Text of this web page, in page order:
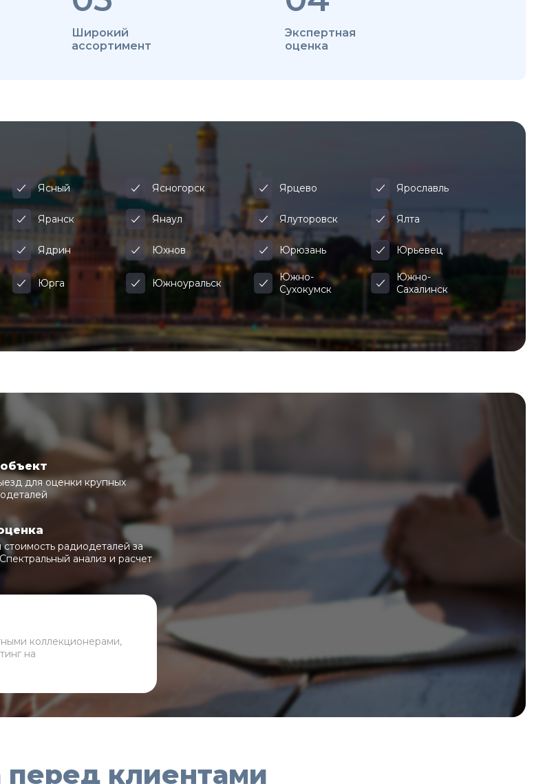
Широкий
ассортимент
Экспертная
оценка
Ясный Ясногорск Ярцево Ярославль
Яранск Янаул Ялуторовск Ялта
Ядрин Юхнов Юрюзань Юрьевец
Юрга Южноуральск
Южно-
Сухокумск
Южно-
Сахалинск
для оценки крупных
радиодеталей за
анализ и расчет
коллекционерами,
на
перед клиентами